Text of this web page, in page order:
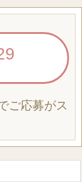
ご応募がス